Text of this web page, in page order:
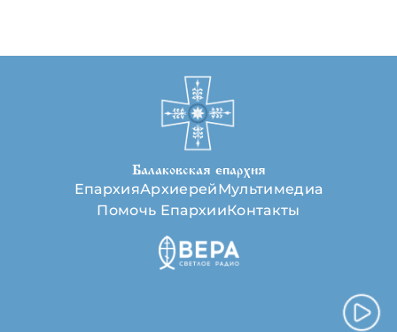
Балаковская епархия
ЕпархияАрхиерейМультимедиа
Помочь ЕпархииКонтакты